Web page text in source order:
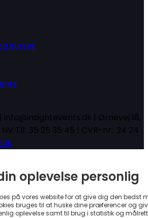
kurser
info@insightevents.dk | Ørnevej 18,
Tlf: 35 25 35 45 | CVR-nr.: 24 24
oplevelse personlig
på vores website for at give dig den bedst
bruges til at huske dine præferencer og
oplevelse samt til brug i statistik og